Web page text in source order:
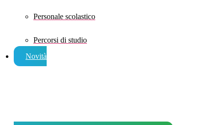
Personale scolastico
Percorsi di studio
Novità